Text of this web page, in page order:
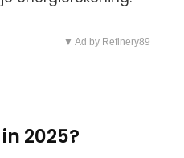
▼ Ad by Refinery89
2025?